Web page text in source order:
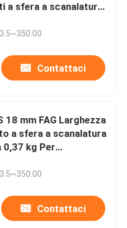
a sfera a scanalatura
scanalature e
Contattaci
18 mm FAG Larghezza
a sfera a scanalatura
kg Per
industriali
Contattaci